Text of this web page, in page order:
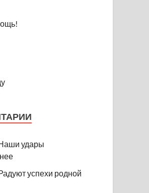
удары
успехи родной